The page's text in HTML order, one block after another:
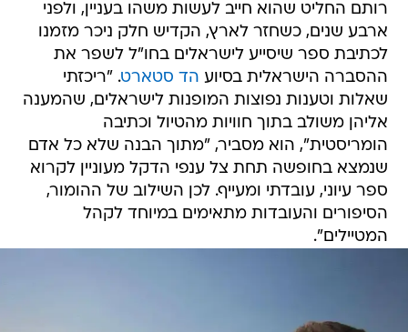
רותם החליט שהוא חייב לעשות משהו בעניין, ולפני
ארבע שנים, כשחזר לארץ, הקדיש חלק ניכר מזמנו
לכתיבת ספר שיסייע לישראלים בחו"ל לשפר את
ההסברה הישראלית בסיוע הד סטארט. "ריכזתי
שאלות וטענות נפוצות המופנות לישראלים, שהמענה
אליהן משולב בתוך חוויות מהטיול וכתיבה
הומריסטית", הוא מסביר, "מתוך הבנה שלא כל אדם
שנמצא בחופשה תחת צל ענפי הדקל מעוניין לקרוא
ספר עיוני, עובדתי ומעייף. לכן השילוב של ההומור,
הסיפורים והעובדות מתאימים במיוחד לקהל
המטיילים".